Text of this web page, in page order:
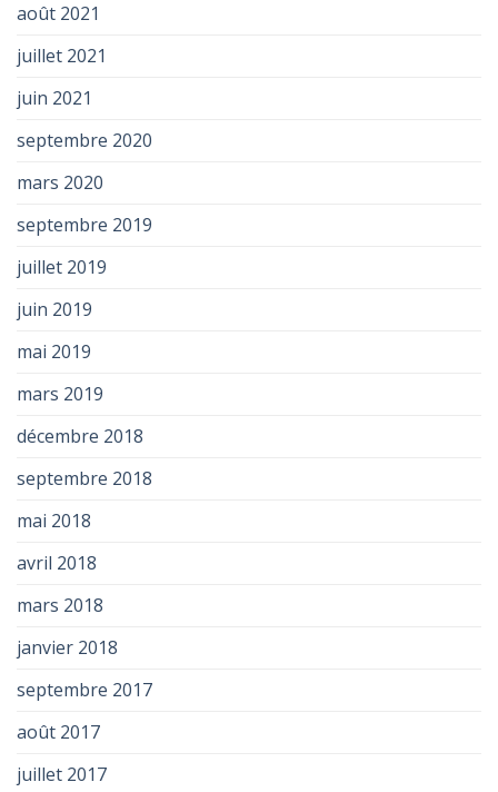
août 2021
juillet 2021
juin 2021
septembre 2020
mars 2020
septembre 2019
juillet 2019
juin 2019
mai 2019
mars 2019
décembre 2018
septembre 2018
mai 2018
avril 2018
mars 2018
janvier 2018
septembre 2017
août 2017
juillet 2017